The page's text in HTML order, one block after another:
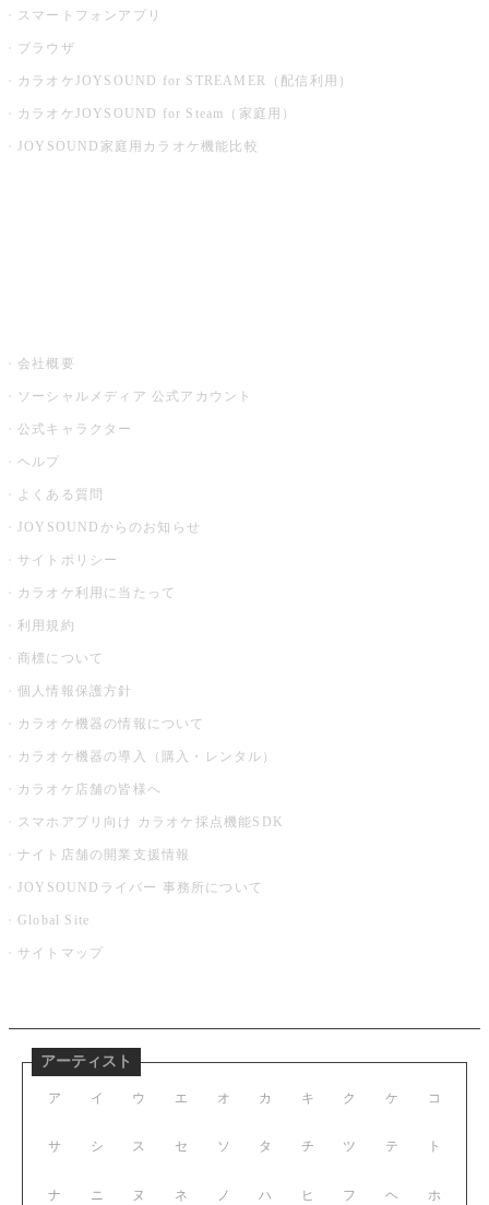
スマートフォンアプリ
ブラウザ
カラオケJOYSOUND for STREAMER（配信利用）
カラオケJOYSOUND for Steam（家庭用）
JOYSOUND家庭用カラオケ機能比較
会社概要
ソーシャルメディア 公式アカウント
公式キャラクター
ヘルプ
よくある質問
JOYSOUNDからのお知らせ
サイトポリシー
カラオケ利用に当たって
利用規約
商標について
個人情報保護方針
カラオケ機器の情報について
カラオケ機器の導入（購入・レンタル）
カラオケ店舗の皆様へ
スマホアプリ向け カラオケ採点機能SDK
ナイト店舗の開業支援情報
JOYSOUNDライバー 事務所について
Global Site
サイトマップ
アーティスト
ア イ ウ エ オ
サ シ ス セ ソ
ナ ニ ヌ ネ ノ
カ キ ク ケ コ
タ チ ツ テ ト
ハ ヒ フ ヘ ホ